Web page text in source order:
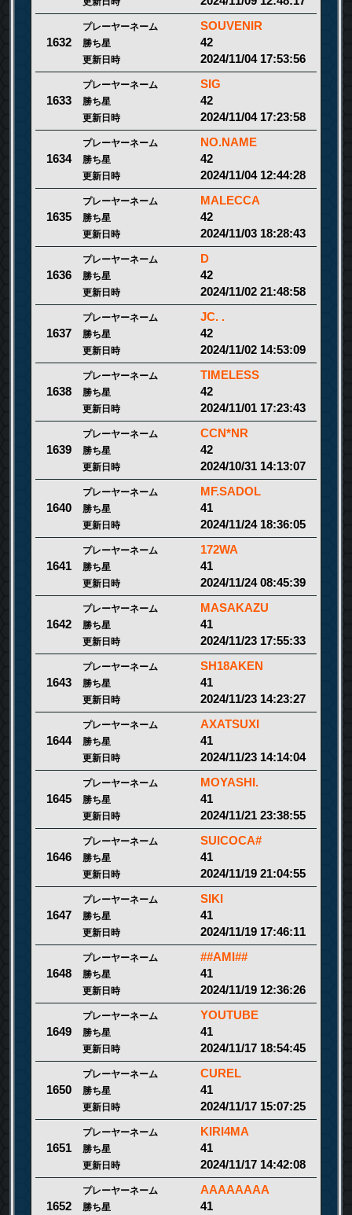
1632
プレーヤーネーム SOUVENIR
勝ち星 42
更新日時 2024/11/04 17:53:56
1633
プレーヤーネーム SIG
勝ち星 42
更新日時 2024/11/04 17:23:58
1634
プレーヤーネーム NO.NAME
勝ち星 42
更新日時 2024/11/04 12:44:28
1635
プレーヤーネーム MALECCA
勝ち星 42
更新日時 2024/11/03 18:28:43
1636
プレーヤーネーム D
勝ち星 42
更新日時 2024/11/02 21:48:58
1637
プレーヤーネーム JC. .
勝ち星 42
更新日時 2024/11/02 14:53:09
1638
プレーヤーネーム TIMELESS
勝ち星 42
更新日時 2024/11/01 17:23:43
1639
プレーヤーネーム CCN*NR
勝ち星 42
更新日時 2024/10/31 14:13:07
1640
プレーヤーネーム MF.SADOL
勝ち星 41
更新日時 2024/11/24 18:36:05
1641
プレーヤーネーム 172WA
勝ち星 41
更新日時 2024/11/24 08:45:39
1642
プレーヤーネーム MASAKAZU
勝ち星 41
更新日時 2024/11/23 17:55:33
1643
プレーヤーネーム SH18AKEN
勝ち星 41
更新日時 2024/11/23 14:23:27
1644
プレーヤーネーム AXATSUXI
勝ち星 41
更新日時 2024/11/23 14:14:04
1645
プレーヤーネーム MOYASHI.
勝ち星 41
更新日時 2024/11/21 23:38:55
1646
プレーヤーネーム SUICOCA#
勝ち星 41
更新日時 2024/11/19 21:04:55
1647
プレーヤーネーム SIKI
勝ち星 41
更新日時 2024/11/19 17:46:11
1648
プレーヤーネーム ##AMI##
勝ち星 41
更新日時 2024/11/19 12:36:26
1649
プレーヤーネーム YOUTUBE
勝ち星 41
更新日時 2024/11/17 18:54:45
1650
プレーヤーネーム CUREL
勝ち星 41
更新日時 2024/11/17 15:07:25
1651
プレーヤーネーム KIRI4MA
勝ち星 41
更新日時 2024/11/17 14:42:08
1652
プレーヤーネーム AAAAAAAA
勝ち星 41